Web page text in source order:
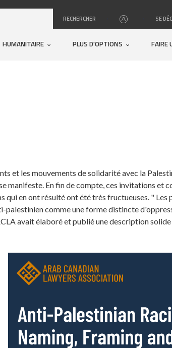
RECHERCHER · · SE
HUMANITAIRE PLUS D'OPTIONS FAIRE
et les mouvements de solidarité avec la
manifeste. En fin de compte, ces invitations et
en ont résulté ont été très fructueuses. " Les
palestinien comme une forme distincte
avait élaboré et publié une description